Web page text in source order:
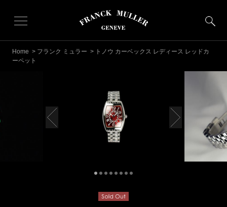
Home > フランク ミュラー > トノウ カーベックス レディース レッドカ
ーペット